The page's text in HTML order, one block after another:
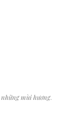
mùi hương.